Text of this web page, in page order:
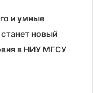
и умные
новый
в НИУ МГСУ